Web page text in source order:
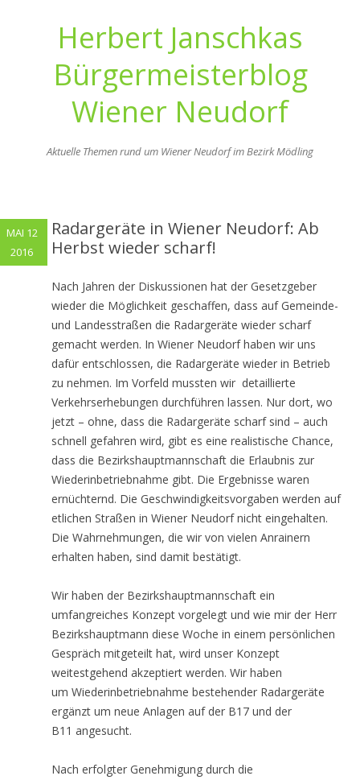
Herbert Janschkas
Bürgermeisterblog
Wiener Neudorf
Aktuelle Themen rund um Wiener Neudorf im Bezirk Mödling
Radargeräte in Wiener Neudorf: Ab
Herbst wieder scharf!
Nach Jahren der Diskussionen hat der Gesetzgeber
wieder die Möglichkeit geschaffen, dass auf Gemeinde-
und Landesstraßen die Radargeräte wieder scharf
gemacht werden. In Wiener Neudorf haben wir uns
dafür entschlossen, die Radargeräte wieder in Betrieb
zu nehmen. Im Vorfeld mussten wir detaillierte
Verkehrserhebungen durchführen lassen. Nur dort, wo
jetzt – ohne, dass die Radargeräte scharf sind – auch
schnell gefahren wird, gibt es eine realistische Chance,
dass die Bezirkshauptmannschaft die Erlaubnis zur
Wiederinbetriebnahme gibt. Die Ergebnisse waren
ernüchternd. Die Geschwindigkeitsvorgaben werden auf
etlichen Straßen in Wiener Neudorf nicht eingehalten.
Die Wahrnehmungen, die wir von vielen Anrainern
erhalten haben, sind damit bestätigt.
Wir haben der Bezirkshauptmannschaft ein
umfangreiches Konzept vorgelegt und wie mir der Herr
Bezirkshauptmann diese Woche in einem persönlichen
Gespräch mitgeteilt hat, wird unser Konzept
weitestgehend akzeptiert werden. Wir haben
um Wiederinbetriebnahme bestehender Radargeräte
ergänzt um neue Anlagen auf der B17 und der
B11 angesucht.
Nach erfolgter Genehmigung durch die
MAI 12
2016